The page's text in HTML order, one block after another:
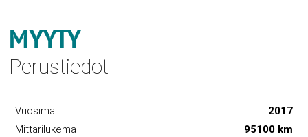
MYYTY
Perustiedot
Vuosimalli
2017
Mittarilukema
95100 km